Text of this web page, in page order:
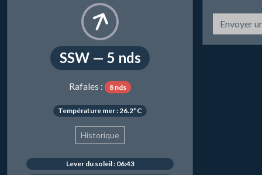
SSW — 5 nds
Rafales : 8 nds
Température mer : 26.2°C
Historique
Lever du soleil : 06:43
Envoyer